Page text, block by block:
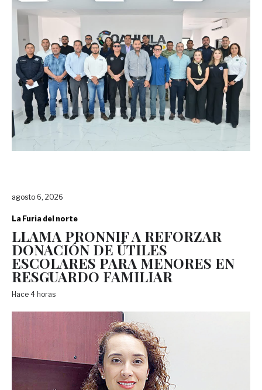
agosto 6, 2026
La Furia del norte
LLAMA PRONNIF A REFORZAR
DONACIÓN DE ÚTILES
ESCOLARES PARA MENORES EN
RESGUARDO FAMILIAR
Hace 4 horas